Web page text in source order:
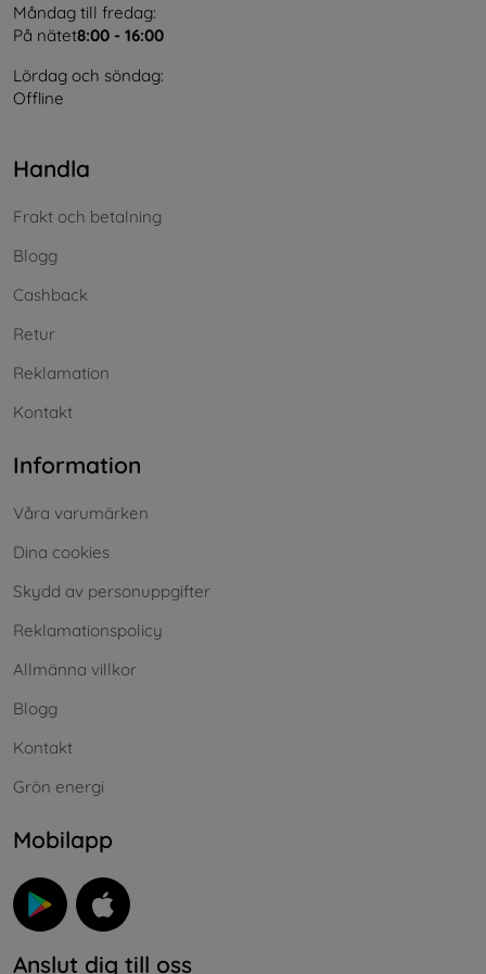
Måndag till fredag:
På nätet8:00 - 16:00
Lördag och söndag:
Offline
Handla
Frakt och betalning
Blogg
Cashback
Retur
Reklamation
Kontakt
Information
Våra varumärken
Dina cookies
Skydd av personuppgifter
Reklamationspolicy
Allmänna villkor
Blogg
Kontakt
Grön energi
Mobilapp
Anslut dig till oss